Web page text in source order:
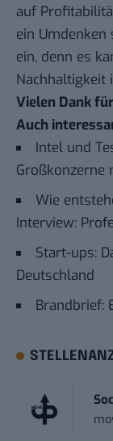
auf
ein
ein, denn es
Nachhaltigkeit
Vielen Dank
Auch
Intel und
Großkonzerne
Wie
Interview:
Start-ups:
Deutschland
Brandbrief: